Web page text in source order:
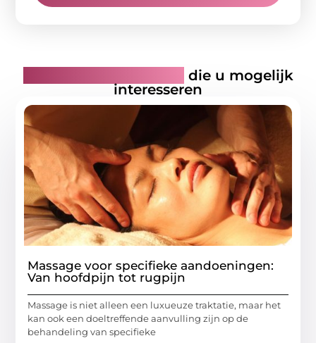
die u mogelijk
interesseren
Massage voor specifieke aandoeningen:
Van hoofdpijn tot rugpijn
Massage is niet alleen een luxueuze traktatie, maar het
kan ook een doeltreffende aanvulling zijn op de
behandeling van specifieke